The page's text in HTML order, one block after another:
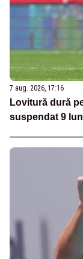
7 aug. 2026, 17:16
Lovitură dură
suspendat 9